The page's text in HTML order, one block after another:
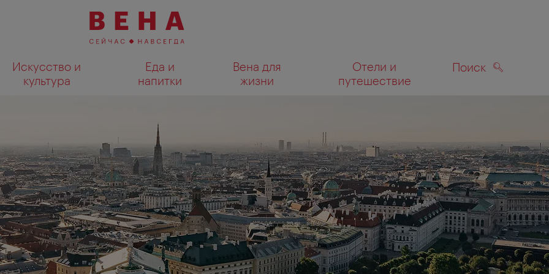
Искусство и
культура
Еда и
напитки
Вена для
жизни
Отели и
путешествие
Поиск